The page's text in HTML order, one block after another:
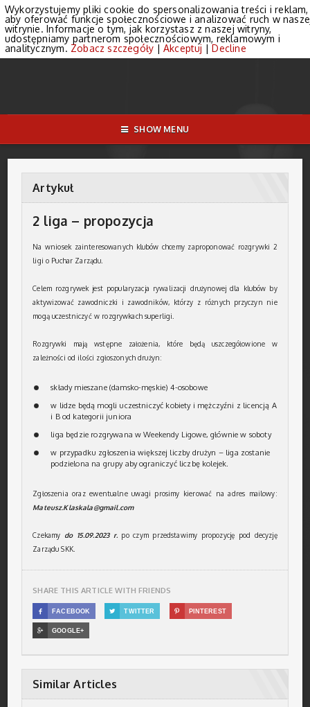
SHOW MENU
Artykuł
2 liga – propozycja
Na wniosek zainteresowanych klubów chcemy zaproponować rozgrywki 2
ligi o Puchar Zarządu.
Celem rozgrywek jest popularyzacja rywalizacji drużynowej dla klubów by
aktywizować zawodniczki i zawodników, którzy z różnych przyczyn nie
mogą uczestniczyć w rozgrywkach superligi.
Rozgrywki mają wstępne założenia, które będą uszczegółowione w
zależności od ilości zgłoszonych drużyn:
składy mieszane (damsko-męskie) 4-osobowe
w lidze będą mogli uczestniczyć kobiety i mężczyźni z licencją A
i B od kategorii juniora
liga będzie rozgrywana w Weekendy Ligowe, głównie w soboty
w przypadku zgłoszenia większej liczby drużyn – liga zostanie
podzielona na grupy aby ograniczyć liczbę kolejek.
Zgłoszenia oraz ewentualne uwagi prosimy kierować na adres mailowy:
Mateusz.Klaskala@gmail.com
Czekamy do 15.09.2023 r.po czym przedstawimy propozycję pod decyzję
Zarządu SKK.
SHARE THIS ARTICLE WITH FRIENDS
 FACEBOOK  TWITTER  PINTEREST
 GOOGLE+
Similar Articles
Wykorzystujemy pliki cookie do spersonalizowania treści i reklam,
aby oferować funkcje społecznościowe i analizować ruch w
witrynie. Informacje o tym, jak korzystasz z naszej witryny,
udostępniamy partnerom społecznościowym, reklamowym i
analitycznym. Zobacz szczegóły | Akceptuj |Decline